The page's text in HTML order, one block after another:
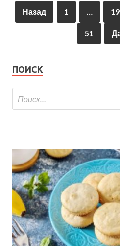
Назад 1 … 19
51
ПОИСК